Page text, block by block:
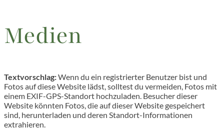
Medien
Textvorschlag:Wenn du ein registrierter Benutzer bist und
Fotos auf diese Website lädst, solltest du vermeiden, Fotos mit
einem EXIF-GPS-Standort hochzuladen. Besucher dieser
Website könnten Fotos, die auf dieser Website gespeichert
sind, herunterladen und deren Standort-Informationen
extrahieren.